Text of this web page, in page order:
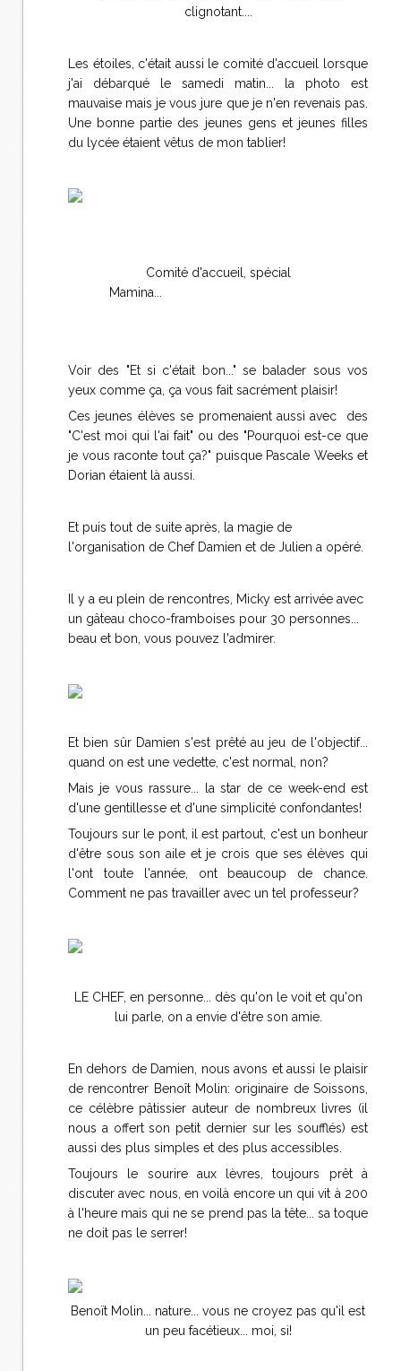
clignotant....
Les étoiles, c'était aussi le comité d'accueil lorsque
j'ai débarqué le samedi matin... la photo est
mauvaise mais je vous jure que je n'en revenais pas.
Une bonne partie des jeunes gens et jeunes filles
du lycée étaient vêtus de mon tablier!
Comité d'accueil, spécial
Mamina...
Voir des "Et si c'était bon..." se balader sous vos
yeux comme ça, ça vous fait sacrément plaisir!
Ces jeunes élèves se promenaient aussi avec des
"C'est moi qui l'ai fait" ou des "Pourquoi est-ce que
je vous raconte tout ça?" puisque Pascale Weeks et
Dorian étaient là aussi.
Et puis tout de suite après, la magie de
l'organisation de Chef Damien et de Julien a opéré.
Il y a eu plein de rencontres, Micky est arrivée avec
un gâteau choco-framboises pour 30 personnes...
beau et bon, vous pouvez l'admirer.
Et bien sûr Damien s'est prêté au jeu de l'objectif...
quand on est une vedette, c'est normal, non?
Mais je vous rassure... la star de ce week-end est
d'une gentillesse et d'une simplicité confondantes!
Toujours sur le pont, il est partout, c'est un bonheur
d'être sous son aile et je crois que ses élèves qui
l'ont toute l'année, ont beaucoup de chance.
Comment ne pas travailler avec un tel professeur?
LE CHEF, en personne... dès qu'on le voit et qu'on
lui parle, on a envie d'être son amie.
En dehors de Damien, nous avons et aussi le plaisir
de rencontrer Benoît Molin: originaire de Soissons,
ce célèbre pâtissier auteur de nombreux livres (il
nous a offert son petit dernier sur les soufflés) est
aussi des plus simples et des plus accessibles.
Toujours le sourire aux lèvres, toujours prêt à
discuter avec nous, en voilà encore un qui vit à 200
à l'heure mais qui ne se prend pas la tête... sa toque
ne doit pas le serrer!
Benoït Molin... nature... vous ne croyez pas qu'il est
un peu facétieux... moi, si!